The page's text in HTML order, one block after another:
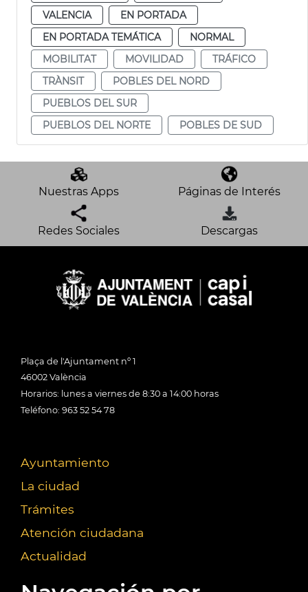
VALENCIA
EN PORTADA
EN PORTADA TEMÁTICA
NORMAL
MOBILITAT
MOVILIDAD
TRÁFICO
TRÀNSIT
POBLES DEL NORD
PUEBLOS DEL SUR
PUEBLOS DEL NORTE
POBLES DE SUD
Nuestras Apps Páginas de Interés
Redes Sociales Descargas
Plaça de l'Ajuntament nº 1
46002 València
Horarios: lunes a viernes de 8:30 a 14:00 horas
Teléfono: 963 52 54 78
Ayuntamiento
La ciudad
Trámites
Atención ciudadana
Actualidad